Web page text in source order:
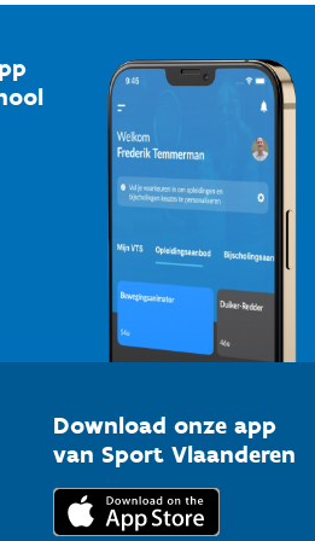
Download onze app
van Sport Vlaanderen